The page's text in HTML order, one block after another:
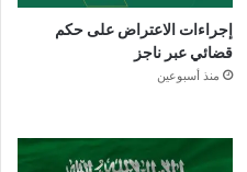
إجراءات الاعتراض على حكم
قضائي عبر ناجز
منذ أسبوعين